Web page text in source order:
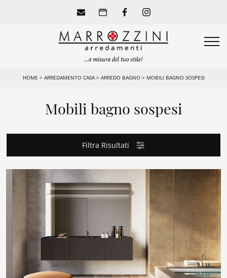
HOME > ARREDAMENTO CASA> ARREDO BAGNO> MOBILI BAGNO SOSPESI
Mobili bagno sospesi
Filtra Risultati